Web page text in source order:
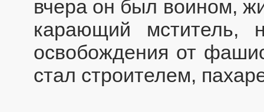
вчера он был воином,
карающий
освобождения от
стал строителем,